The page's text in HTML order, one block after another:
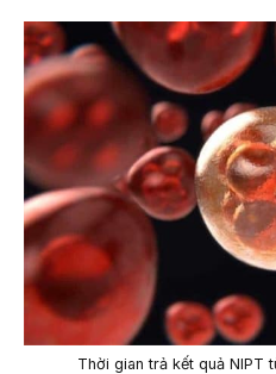
Thời gian trả kết quả NIPT